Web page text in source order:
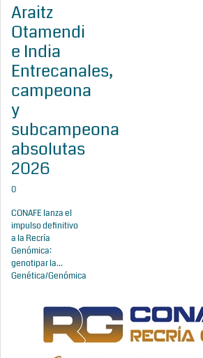
Araitz
Otamendi
e India
Entrecanales,
campeona
y
subcampeona
absolutas
2026
0
CONAFE lanza el
impulso definitivo
a la Recría
Genómica:
genotipar la...
Genética/Genómica